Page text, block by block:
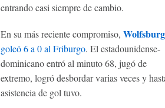
entrando casi siempre de cambio.
En su más reciente compromiso, Wolfsburg
goleó 6 a 0 al Friburgo. El estadounidense-
dominicano entró al minuto 68, jugó de
extremo, logró desbordar varias veces y
asistencia de gol tuvo.